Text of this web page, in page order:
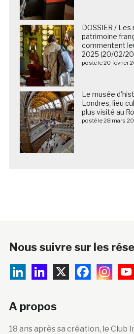
DOSSIER /
patrimoine
commentent
2025 (20/02/
posté le 20 février
Le musée
Londres, lieu
plus visité au
posté le 28 mars
Nous suivre sur les
A propos
18 ans après sa création, le Club